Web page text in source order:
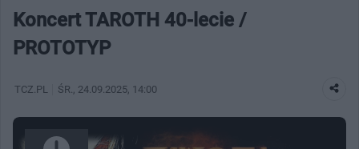
Koncert TAROTH 40-lecie /
PROTOTYP
TCZ.PL ŚR. , 24.09.2025, 14:00